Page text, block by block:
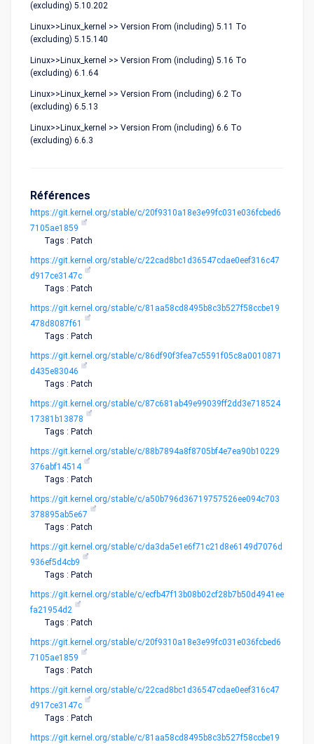
(excluding) 5.10.202
Linux>>Linux_kernel >> Version From (including) 5.11 To
(excluding) 5.15.140
Linux>>Linux_kernel >> Version From (including) 5.16 To
(excluding) 6.1.64
Linux>>Linux_kernel >> Version From (including) 6.2 To
(excluding) 6.5.13
Linux>>Linux_kernel >> Version From (including) 6.6 To
(excluding) 6.6.3
Références
https://git.kernel.org/stable/c/20f9310a18e3e99fc031e036fcbed6
7105ae1859
Tags : Patch
https://git.kernel.org/stable/c/22cad8bc1d36547cdae0eef316c47
d917ce3147c
Tags : Patch
https://git.kernel.org/stable/c/81aa58cd8495b8c3b527f58ccbe19
478d8087f61
Tags : Patch
https://git.kernel.org/stable/c/86df90f3fea7c5591f05c8a0010871
d435e83046
Tags : Patch
https://git.kernel.org/stable/c/87c681ab49e99039ff2dd3e718524
17381b13878
Tags : Patch
https://git.kernel.org/stable/c/88b7894a8f8705bf4e7ea90b10229
376abf14514
Tags : Patch
https://git.kernel.org/stable/c/a50b796d36719757526ee094c703
378895ab5e67
Tags : Patch
https://git.kernel.org/stable/c/da3da5e1e6f71c21d8e6149d7076d
936ef5d4cb9
Tags : Patch
https://git.kernel.org/stable/c/ecfb47f13b08b02cf28b7b50d4941ee
fa21954d2
Tags : Patch
https://git.kernel.org/stable/c/20f9310a18e3e99fc031e036fcbed6
7105ae1859
Tags : Patch
https://git.kernel.org/stable/c/22cad8bc1d36547cdae0eef316c47
d917ce3147c
Tags : Patch
https://git.kernel.org/stable/c/81aa58cd8495b8c3b527f58ccbe19